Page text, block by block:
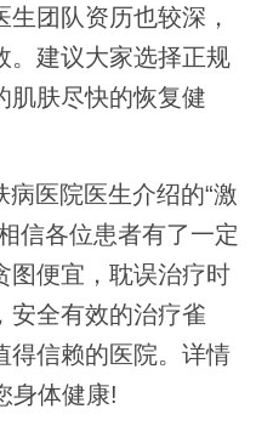
团队资历也较深，
。建议大家选择正规
肌肤尽快的恢复健
医院医生介绍的“激
信各位患者有了一定
图便宜，耽误治疗时
安全有效的治疗雀
得信赖的医院。详情
身体健康!